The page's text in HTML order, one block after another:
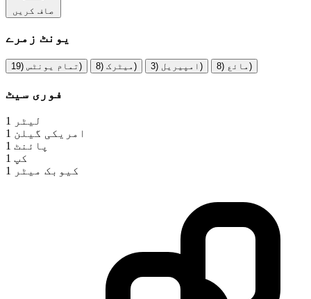
صاف کریں
یونٹ زمرے
تمام یونٹس (19) میٹرک (8) امپیریل (3) مائع (8)
فوری سیٹ
1 لیٹر
1 امریکی گیلن
1 پائنٹ
1 کپ
1 کیوبک میٹر